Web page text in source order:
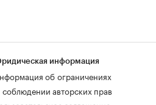
информация
об ограничениях
авторских прав